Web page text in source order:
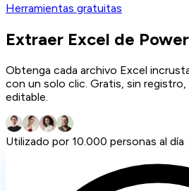
Herramientas gratuitas
Extraer Excel de
Obtenga cada archivo Excel
con un solo clic. Gratis, sin
editable.
Utilizado por 10.000 personas al día